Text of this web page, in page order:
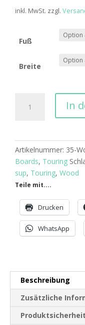
inkl. MwSt. zzgl.
Fuß
Breite
Expedition
In
Artikelnummer: 35-
Boards, Touring
sup, Touring, Wood
Teile mit....
Drucken
WhatsApp
Beschreibung
Zusätzliche
Produktsicherheit